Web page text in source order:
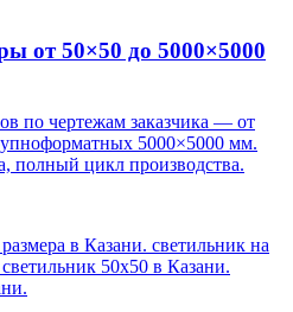
от 50×50 до 5000×5000
по чертежам заказчика — от
5000×5000 мм.
полный цикл производства.
в Казани. светильник на
50х50 в Казани.
.